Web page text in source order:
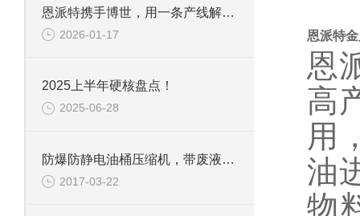
恩派特携手博世，用一条产线解决环保+成本两大难题！
2026-01-17
2025上半年硬核盘点！
2025-06-28
防爆防静电油桶压缩机，带废液收集系统
2017-03-22
恩派特
恩
高
用
油
物